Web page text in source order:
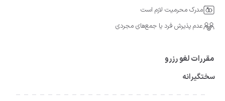
مدرک محرمیت لازم است
عدم پذیرش فرد یا جمع‌های مجردی
مقررات لغو رزرو
سختگیرانه